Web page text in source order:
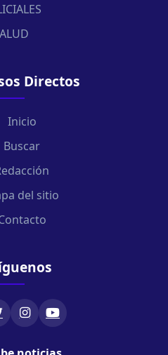
Directos
Inicio
Buscar
del sitio